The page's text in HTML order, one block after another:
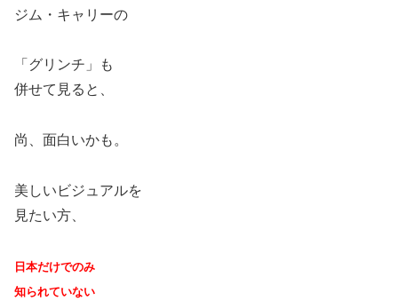
ジム・キャリーの
「グリンチ」も
併せて見ると、
尚、面白いかも。
美しいビジュアルを
見たい方、
日本だけでのみ
知られていない